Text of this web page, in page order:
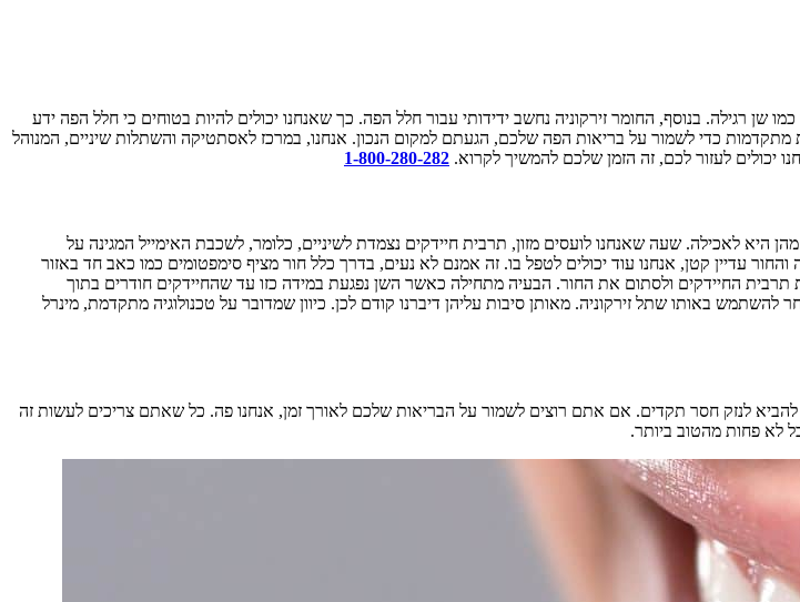
רגילה. בנוסף, החומר זירקוניה נחשב ידידותי עבור חלל הפה. כך שאנחנו יכולים להיות בטוחים כי חלל הפה ידע
כדי לשמור על בריאות הפה שלכם, הגעתם למקום הנכון. אנחנו, במרכז לאסתטיקה והשתלות שיניים, המנוהל
יכולים לעזור לכם, זה הזמן שלכם להמשיך לקרוא. 1-800-280-282
לאכילה. שעה שאנחנו לועסים מזון, תרבית חיידקים נצמדת לשיניים, כלומר, לשכבת האימייל המגינה על
עדיין קטן, אנחנו עוד יכולים לטפל בו. זה אמנם לא נעים, בדרך כלל חור מציף סימפטומים כמו כאב חד באזור
תרבית החיידקים ולסתום את החור. הבעיה מתחילה כאשר השן נפגעת במידה כזו עד שהחיידקים חודרים בתוך
באותו שתל זירקוניה. מאותן סיבות עליהן דיברנו קודם לכן. כיוון שמדובר על טכנולוגיה מתקדמת, מינרל
לנזק חסר תקדים. אם אתם רוצים לשמור על הבריאות שלכם לאורך זמן, אנחנו פה. כל שאתם צריכים לעשות זה
לא פחות מהטוב ביותר.